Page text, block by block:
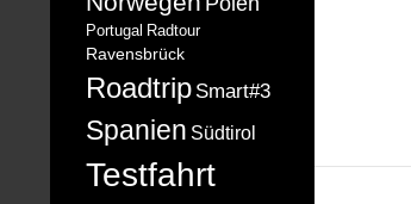
Portugal Radtour
Ravensbrück
Roadtrip Smart#3
Spanien Südtirol
Testfahrt